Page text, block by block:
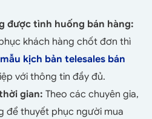
được tình huống bán hàng:
khách hàng chốt đơn thì
mẫu kịch bản telesales bán
với thông tin đầy đủ.
gian: Theo các chuyên gia,
để thuyết phục người mua